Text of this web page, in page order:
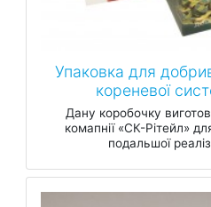
Упаковка для
кореневої
Дану коробочку
комапнії «СК-Рітейл»
подальшої